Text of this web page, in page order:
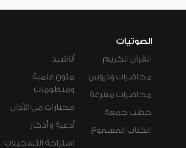
الصوتيات
القرآن الكريم
محاضرات ودروس
محاضرات مفرغة
خطب جمعة
الكتاب المسموع
أناشيد
متون علمية
ومنظومات
مختارات من الأذان
أدعية و أذكار
استراحة التسجيلات